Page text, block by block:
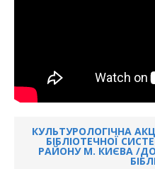
КУЛЬТУРОЛОГІЧНА
БІБЛІОТЕЧНОЇ
РАЙОНУ М. КИЄВА /